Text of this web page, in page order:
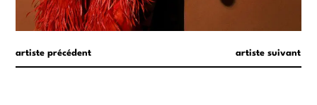
artiste précédent artiste suivant